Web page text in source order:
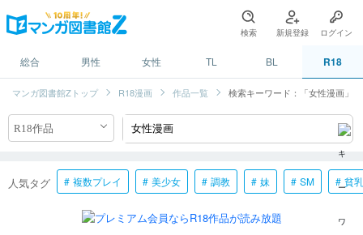
検索 新規登録 ログイン
総合 男性 女性 TL BL R18
マンガ図書館Zトップ R18漫画 作品一覧 検索キーワード：「女性漫画」
人気タグ 複数プレイ 美少女 調教 妹 SM 貧乳